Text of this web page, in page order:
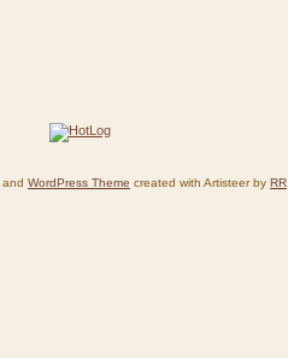
and WordPress Theme created with Artisteer by RR